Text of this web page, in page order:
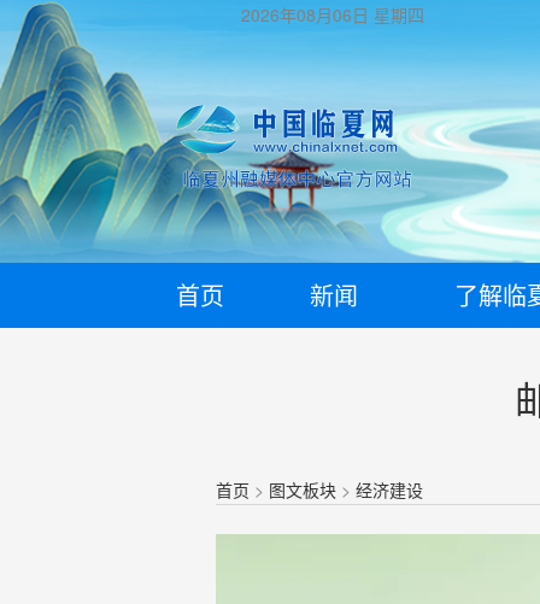
2026年08月06日 星期四
首页 新闻 了解临
首页 > 图文板块 >经济建设